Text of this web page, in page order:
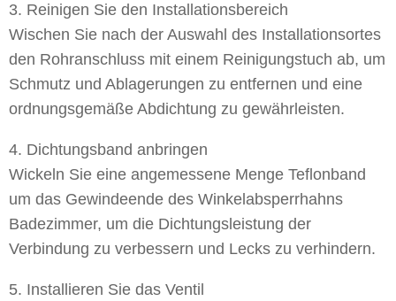
3. Reinigen Sie den Installationsbereich
Wischen Sie nach der Auswahl des Installationsortes
den Rohranschluss mit einem Reinigungstuch ab, um
Schmutz und Ablagerungen zu entfernen und eine
ordnungsgemäße Abdichtung zu gewährleisten.
4. Dichtungsband anbringen
Wickeln Sie eine angemessene Menge Teflonband
um das Gewindeende des Winkelabsperrhahns
Badezimmer, um die Dichtungsleistung der
Verbindung zu verbessern und Lecks zu verhindern.
5. Installieren Sie das Ventil